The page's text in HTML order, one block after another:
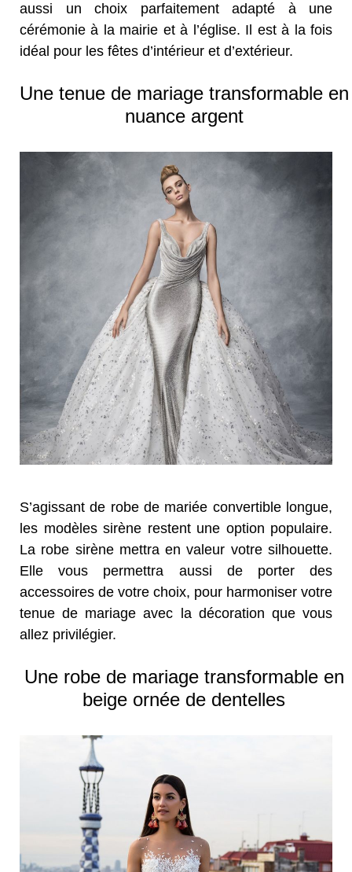
aussi un choix parfaitement adapté à une
cérémonie à la mairie et à l’église. Il est à la fois
idéal pour les fêtes d’intérieur et d’extérieur.
Une tenue de mariage transformable en
nuance argent
S’agissant de robe de mariée convertible longue,
les modèles sirène restent une option populaire.
La robe sirène mettra en valeur votre silhouette.
Elle vous permettra aussi de porter des
accessoires de votre choix, pour harmoniser votre
tenue de mariage avec la décoration que vous
allez privilégier.
Une robe de mariage transformable en
beige ornée de dentelles